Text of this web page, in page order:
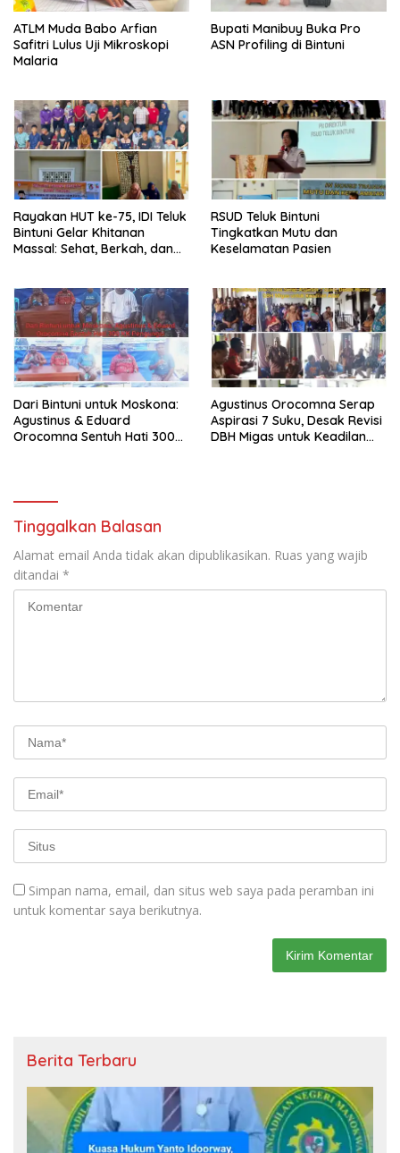
ATLM Muda Babo Arfian
Safitri Lulus Uji Mikroskopi
Malaria
Bupati Manibuy Buka Pro
ASN Profiling di Bintuni
Rayakan HUT ke-75, IDI Teluk
Bintuni Gelar Khitanan
Massal: Sehat, Berkah, dan
RSUD Teluk Bintuni
Tingkatkan Mutu dan
Keselamatan Pasien
Dari Bintuni untuk Moskona:
Agustinus & Eduard
Orocomna Sentuh Hati 300
Agustinus Orocomna Serap
Aspirasi 7 Suku, Desak Revisi
DBH Migas untuk Keadilan
Tinggalkan Balasan
Alamat email Anda tidak akan dipublikasikan. Ruas yang wajib
ditandai *
Simpan nama, email, dan situs web saya pada peramban ini
untuk komentar saya berikutnya.
Berita Terbaru